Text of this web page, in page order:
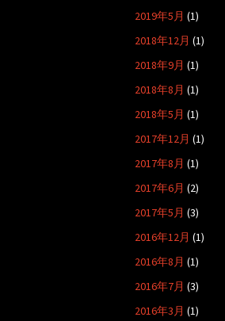
2019年5月 (1)
2018年12月 (1)
2018年9月 (1)
2018年8月 (1)
2018年5月 (1)
2017年12月 (1)
2017年8月 (1)
2017年6月 (2)
2017年5月 (3)
2016年12月 (1)
2016年8月 (1)
2016年7月 (3)
2016年3月 (1)